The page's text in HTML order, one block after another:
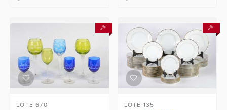
LOTE 670
LOTE 135